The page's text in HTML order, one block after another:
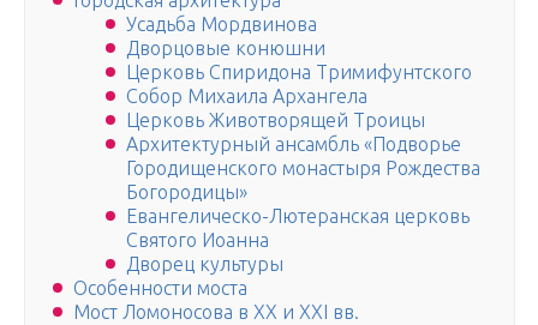
Усадьба Мордвинова
Дворцовые конюшни
Церковь Спиридона Тримифунтского
Собор Михаила Архангела
Церковь Животворящей Троицы
Архитектурный ансамбль «Подворье
Городищенского монастыря Рождества
Богородицы»
Евангелическо-Лютеранская церковь
Святого Иоанна
Дворец культуры
Особенности моста
Мост Ломоносова в ХХ и ХХI вв.